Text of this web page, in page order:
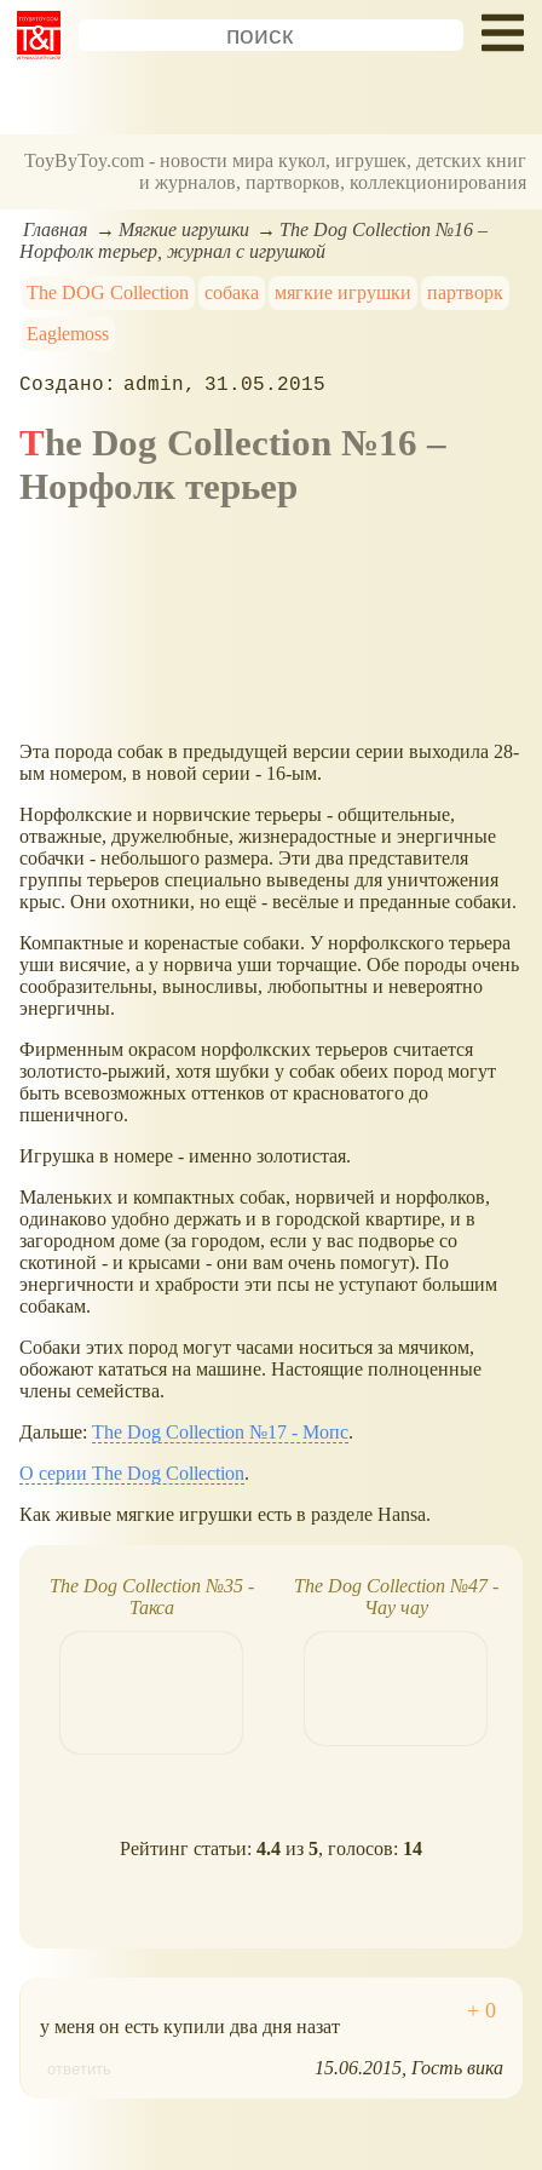
ToyByToy.com - новости мира кукол, игрушек, детских книг
и журналов, партворков, коллекционирования
Главная Мягкие игрушки
The Dog Collection №16 –
Норфолк терьер, журнал с игрушкой
The DOG Сollection
собака мягкие игрушки
партворк
Eaglemoss
admin 31.05.2015
The Dog Collection №16 –
Норфолк терьер
Эта порода собак в предыдущей версии серии выходила 28-
ым номером, в новой серии - 16-ым.
Норфолкские и норвичские терьеры - общительные,
отважные, дружелюбные, жизнерадостные и энергичные
собачки - небольшого размера. Эти два представителя
группы терьеров специально выведены для уничтожения
крыс. Они охотники, но ещё - весёлые и преданные собаки.
Компактные и коренастые собаки. У норфолкского терьера
уши висячие, а у норвича уши торчащие. Обе породы очень
сообразительны, выносливы, любопытны и невероятно
энергичны.
Фирменным окрасом норфолкских терьеров считается
золотисто-рыжий, хотя шубки у собак обеих пород могут
быть всевозможных оттенков от красноватого до
пшеничного.
Игрушка в номере - именно золотистая.
Маленьких и компактных собак, норвичей и норфолков,
одинаково удобно держать и в городской квартире, и в
загородном доме (за городом, если у вас подворье со
скотиной - и крысами - они вам очень помогут). По
энергичности и храбрости эти псы не уступают большим
собакам.
Собаки этих пород могут часами носиться за мячиком,
обожают кататься на машине. Настоящие полноценные
члены семейства.
Дальше: The Dog Collection №17 - Мопс.
О серии The Dog Collection.
Как живые мягкие игрушки есть в разделе Hansa.
The Dog Collection №35 -
Такса
The Dog Collection №47 -
Чау чау
Рейтинг статьи: 4.4 из 5, голосов: 14
у меня он есть купили два дня назат
ответить 15.06.2015 Гость вика